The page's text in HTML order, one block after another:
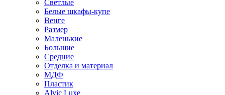
Светлые
Белые шкафы-купе
Венге
Размер
Маленькие
Большие
Средние
Отделка и материал
МДФ
Пластик
Alvic Luxe